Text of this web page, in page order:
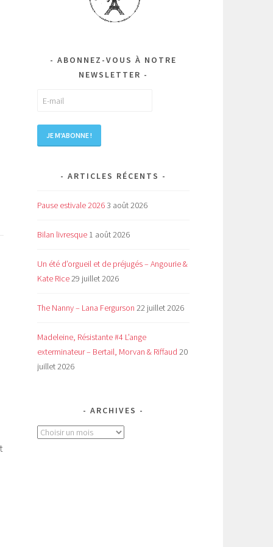
ABONNEZ-VOUS À NOTRE
NEWSLETTER
ARTICLES RÉCENTS
Pause estivale 20263 août 2026
Bilan livresque 1 août 2026
Un été d’orgueil et de préjugés – Angourie &
Kate Rice29 juillet 2026
The Nanny – Lana Fergurson 22 juillet 2026
Madeleine, Résistante #4 L’ange
exterminateur – Bertail, Morvan & Riffaud 20
juillet 2026
ARCHIVES
Archives